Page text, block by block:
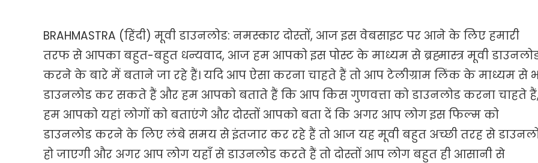
BRAHMASTRA (हिंदी) मूवी डाउनलोड: नमस्कार दोस्तों, आज इस वेबसाइट पर आने के लिए हमारी
तरफ से आपका बहुत-बहुत धन्यवाद, आज हम आपको इस पोस्ट के माध्यम से ब्रह्मास्त्र मूवी
करने के बारे में बताने जा रहे हैं। यदि आप ऐसा करना चाहते हैं तो आप टेलीग्राम लिंक के माध्यम से
डाउनलोड कर सकते हैं और हम आपको बताते हैं कि आप किस गुणवत्ता को डाउनलोड करना चाहते
हम आपको यहां लोगों को बताएंगे और दोस्तों आपको बता दें कि अगर आप लोग इस फिल्म को
डाउनलोड करने के लिए लंबे समय से इंतजार कर रहे हैं तो आज यह मूवी बहुत अच्छी तरह से
हो जाएगी और अगर आप लोग यहाँ से डाउनलोड करते हैं तो दोस्तों आप लोग बहुत ही आसानी से